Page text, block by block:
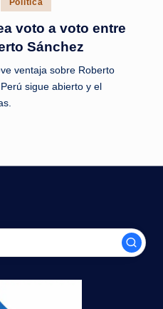
Política
voto a voto entre
Sánchez
ventaja sobre Roberto
sigue abierto y el